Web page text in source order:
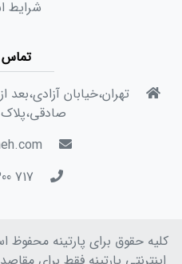
شرایط
تماس
تهران،خیابان
صادقی،پلاک ۳۳،واحد ۶
717 300 91 9821+
کلیه حقوق برای پارتینه